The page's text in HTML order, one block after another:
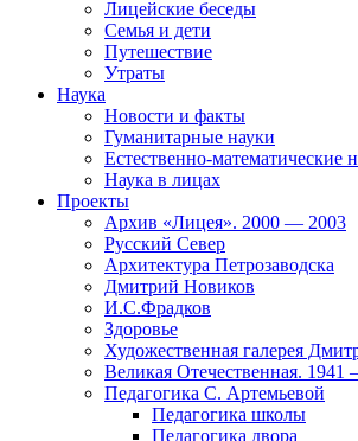
Лицейские беседы
Семья и дети
Путешествие
Утраты
Наука
Новости и факты
Гуманитарные науки
Естественно-математические
Наука в лицах
Проекты
Архив «Лицея». 2000 — 2003
Русский Север
Архитектура Петрозаводска
Дмитрий Новиков
И.С.Фрадков
Здоровье
Художественная галерея
Великая Отечественная. 1941
Педагогика С. Артемьевой
Педагогика школы
Педагогика двора